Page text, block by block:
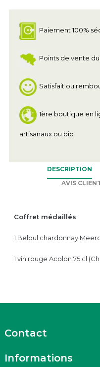
Paiement 100%
Points de vente
Satisfait ou
1ère boutique en
artisanaux ou bio
DESCRIPTION
AVIS
Coffret médaillés
1 Belbul chardonnay
1 vin rouge Acolon 75 cl
Contact
Informations